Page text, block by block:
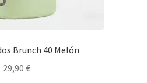
Brunch 40 Melón
29,90 €